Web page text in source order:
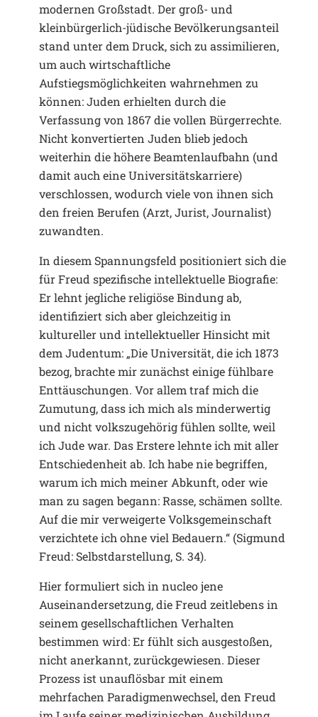
modernen Großstadt. Der groß- und
kleinbürgerlich-jüdische Bevölkerungsanteil
stand unter dem Druck, sich zu assimilieren,
um auch wirtschaftliche
Aufstiegsmöglichkeiten wahrnehmen zu
können: Juden erhielten durch die
Verfassung von 1867 die vollen Bürgerrechte.
Nicht konvertierten Juden blieb jedoch
weiterhin die höhere Beamtenlaufbahn (und
damit auch eine Universitätskarriere)
verschlossen, wodurch viele von ihnen sich
den freien Berufen (Arzt, Jurist, Journalist)
zuwandten.
In diesem Spannungsfeld positioniert sich die
für Freud spezifische intellektuelle Biografie:
Er lehnt jegliche religiöse Bindung ab,
identifiziert sich aber gleichzeitig in
kultureller und intellektueller Hinsicht mit
dem Judentum: „Die Universität, die ich 1873
bezog, brachte mir zunächst einige fühlbare
Enttäuschungen. Vor allem traf mich die
Zumutung, dass ich mich als minderwertig
und nicht volkszugehörig fühlen sollte, weil
ich Jude war. Das Erstere lehnte ich mit aller
Entschiedenheit ab. Ich habe nie begriffen,
warum ich mich meiner Abkunft, oder wie
man zu sagen begann: Rasse, schämen sollte.
Auf die mir verweigerte Volksgemeinschaft
verzichtete ich ohne viel Bedauern.“ (Sigmund
Freud: Selbstdarstellung, S. 34).
Hier formuliert sich in nucleo jene
Auseinandersetzung, die Freud zeitlebens in
seinem gesellschaftlichen Verhalten
bestimmen wird: Er fühlt sich ausgestoßen,
nicht anerkannt, zurückgewiesen. Dieser
Prozess ist unauflösbar mit einem
mehrfachen Paradigmenwechsel, den Freud